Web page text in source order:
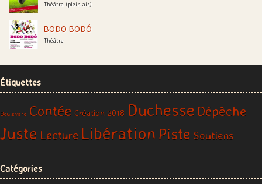
Théâtre (plein air)
BODO BODÓ
Théâtre
Étiquettes
Boulevard Contée Création 2018 Duchesse Dépêche
Juste Lecture Libération Piste Soutiens
Catégories